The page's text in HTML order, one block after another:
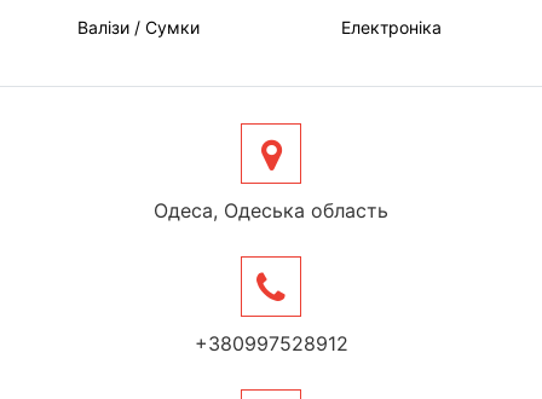
Валізи / Сумки
Електроніка
Одеса, Одеська область
+380997528912